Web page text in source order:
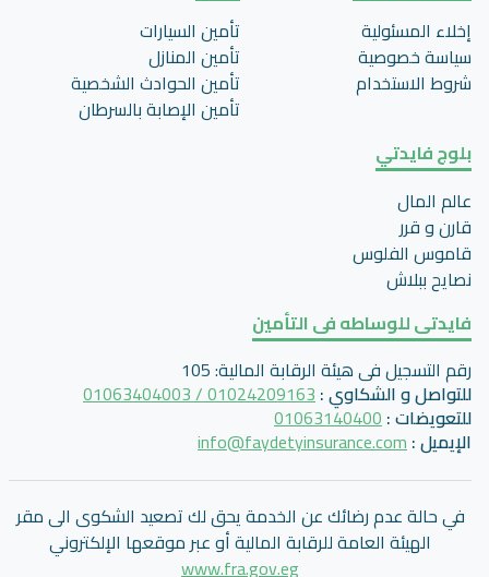
إخلاء المسئولية
سياسة خصوصية
شروط الاستخدام
تأمين السيارات
تأمين المنازل
تأمين الحوادث الشخصية
تأمين اﻹصابة بالسرطان
بلوج فايدتي
عالم المال
قارن و قرر
قاموس الفلوس
نصايح ببلاش
فايدتى للوساطه فى التأمين
رقم التسجيل فى هيئة الرقابة المالية:
105
للتواصل و الشكاوي:
01024209163 / 01063404003
للتعويضات:
01063140400
الإيميل:
info@faydetyinsurance.com
في حالة عدم رضائك عن الخدمة يحق لك تصعيد الشكوى الى مقر
الهيئة العامة للرقابة المالية أو عبر موقعها الإلكتروني
www.fra.gov.eg